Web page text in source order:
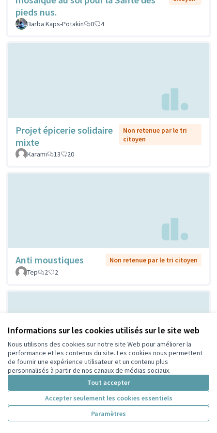
Informations sur les cookies utilisés sur le site web
Nous utilisons des cookies sur notre site Web pour améliorer la
performance et les contenus du site. Les cookies nous permettent
de fournir une expérience utilisateur et un contenu plus
personnalisés à partir de nos canaux de médias sociaux.
Tout accepter
Accepter seulement les cookies essentiels
Paramètres
pieds nus.
Barba Kaps-Potakin 0 4
Projet épicerie solidaire
mixte
Non retenue par le tri
citoyen
Karami
13 20
Anti moustiques
Non retenue par le tri citoyen
Tep
2 2
Encore plus d’arbres, et encore
plus de végétation proche des
bâtiments
citoyen
Gratte Ciel Centre Ville 2 13